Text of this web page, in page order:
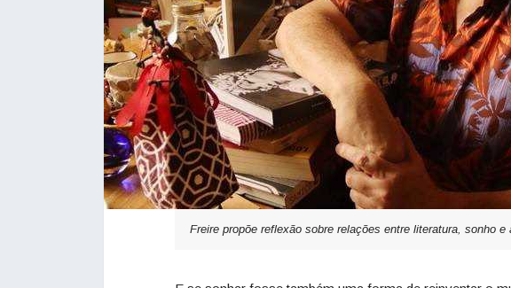
Freire propõe reflexão sobre relações entre literatura, sonho